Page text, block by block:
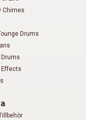
Chimes
Drums
Effects